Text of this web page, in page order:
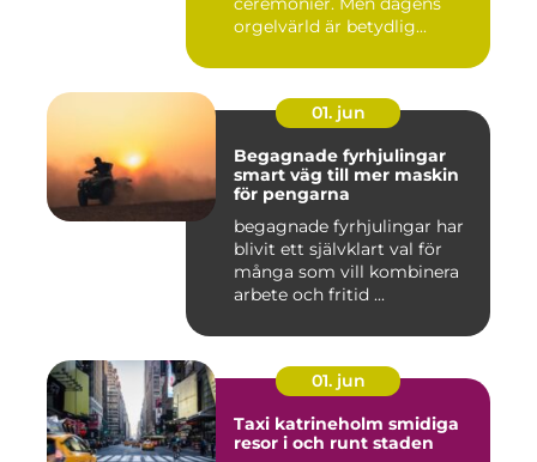
orgelvärld är betydlig...
01. jun
Begagnade fyrhjulingar
smart väg till mer maskin
för pengarna
begagnade fyrhjulingar har
blivit ett självklart val för
många som vill kombinera
arbete och fritid ...
01. jun
Taxi katrineholm smidiga
resor i och runt staden